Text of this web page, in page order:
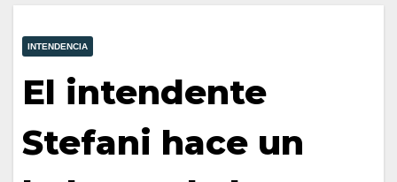
INTENDENCIA
El intendente
Stefani hace un